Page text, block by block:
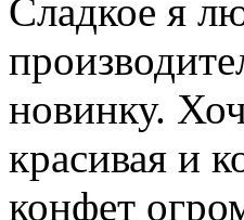
Сладкое я
новинку.
красивая и
конфет